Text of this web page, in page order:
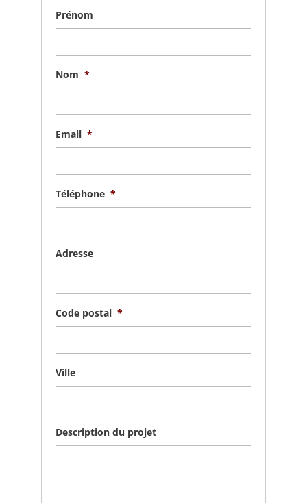
Prénom
Nom *
Email *
Téléphone *
Adresse
Code postal *
Ville
Description du projet